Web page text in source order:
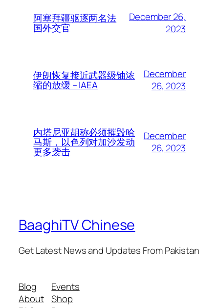
阿塞拜疆驱逐两名法
国外交官
December 26,
2023
伊朗恢复接近武器级铀浓
缩的放缓 – IAEA
December
26, 2023
内塔尼亚胡称必须摧毁哈
马斯，以色列对加沙发动
更多袭击
December
26, 2023
BaaghiTV Chinese
Get Latest News and Updates From Pakistan
Blog
About
Events
Shop